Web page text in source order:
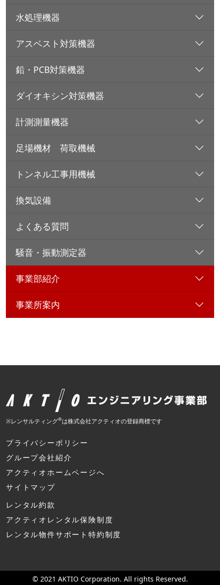
水処理機器
アスベスト対策機器
鉛・PCB対策機器
ダイオキシン対策機器
計測測量機器
足場機材 荷取機械
トンネル工事用機械
換気設備
よくある質問
騒音・振動測定器
事業部紹介
事業所案内
※レンサルティング®は株式会社アクティオの登録商標です
プライバシーポリシー
グループ会社紹介
アクティオホームページへ
サイトマップ
レンタル約款
アクティオレンタル保険制度
レンタル物件サポート特約制度
© 2021 AKTIO Corporation. All rights Reserved.